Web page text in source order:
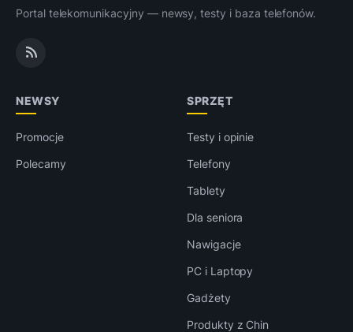
Portal telekomunikacyjny — newsy, testy i baza telefonów.
NEWSY
Promocje
Polecamy
SPRZĘT
Testy i opinie
Telefony
Tablety
Dla seniora
Nawigacje
PC i Laptopy
Gadżety
Produkty z Chin